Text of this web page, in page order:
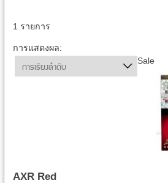
1 รายการ
การแสดงผล:
การเรียงลำดับ Sale
AXR Red